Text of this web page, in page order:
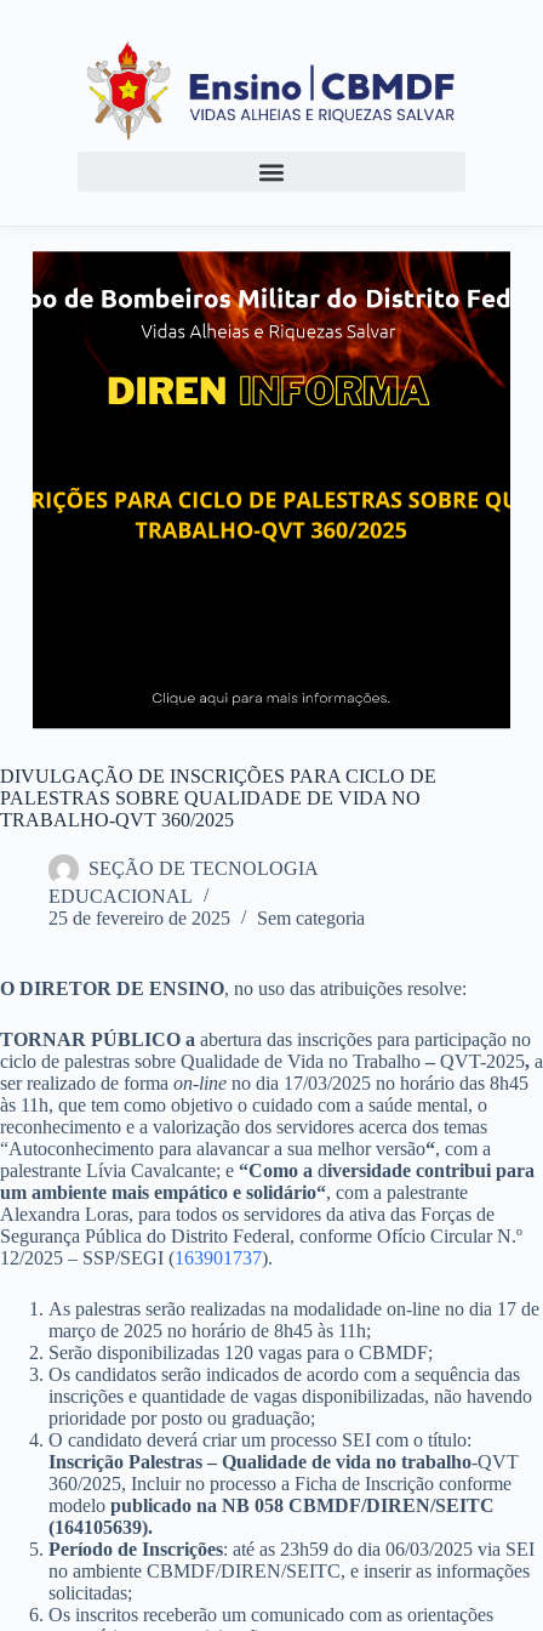
DIVULGAÇÃO DE INSCRIÇÕES PARA CICLO DE
PALESTRAS SOBRE QUALIDADE DE VIDA NO
TRABALHO-QVT 360/2025
SEÇÃO DE TECNOLOGIA
EDUCACIONAL
25 de fevereiro de 2025
Sem categoria
O DIRETOR DE ENSINO, no uso das atribuições resolve:
TORNAR PÚBLICO a abertura das inscrições para participação no
ciclo de palestras sobre Qualidade de Vida no Trabalho – QVT-2025, a
ser realizado de forma on-line no dia 17/03/2025 no horário das 8h45
às 11h, que tem como objetivo o cuidado com a saúde mental, o
reconhecimento e a valorização dos servidores acerca dos temas
“Autoconhecimento para alavancar a sua melhor versão“, com a
palestrante Lívia Cavalcante; e “Como a diversidade contribui para
um ambiente mais empático e solidário“, com a palestrante
Alexandra Loras, para todos os servidores da ativa das Forças de
Segurança Pública do Distrito Federal, conforme Ofício Circular N.º
12/2025 – SSP/SEGI (163901737).
As palestras serão realizadas na modalidade on-line no dia 17 de
março de 2025 no horário de 8h45 às 11h;
Serão disponibilizadas 120 vagas para o CBMDF;
Os candidatos serão indicados de acordo com a sequência das
inscrições e quantidade de vagas disponibilizadas, não havendo
prioridade por posto ou graduação;
O candidato deverá criar um processo SEI com o título:
Inscrição Palestras – Qualidade de vida no trabalho-QVT
360/2025, Incluir no processo a Ficha de Inscrição conforme
modelo publicado na NB 058 CBMDF/DIREN/SEITC
(164105639).
Período de Inscrições: até as 23h59 do dia 06/03/2025 via SEI
no ambiente CBMDF/DIREN/SEITC, e inserir as informações
solicitadas;
Os inscritos receberão um comunicado com as orientações